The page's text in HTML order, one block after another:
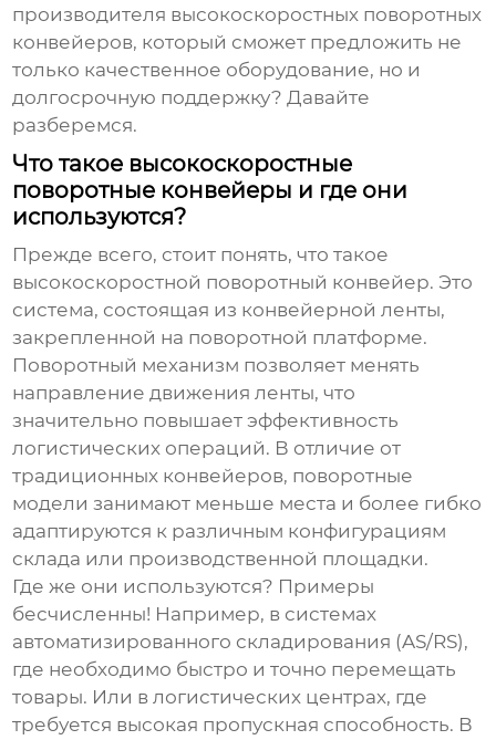
производителя высокоскоростных поворотных
конвейеров, который сможет предложить не
только качественное оборудование, но и
долгосрочную поддержку? Давайте
разберемся.
Что такое высокоскоростные
поворотные конвейеры и где они
используются?
Прежде всего, стоит понять, что такое
высокоскоростной поворотный конвейер. Это
система, состоящая из конвейерной ленты,
закрепленной на поворотной платформе.
Поворотный механизм позволяет менять
направление движения ленты, что
значительно повышает эффективность
логистических операций. В отличие от
традиционных конвейеров, поворотные
модели занимают меньше места и более гибко
адаптируются к различным конфигурациям
склада или производственной площадки.
Где же они используются? Примеры
бесчисленны! Например, в системах
автоматизированного складирования (AS/RS),
где необходимо быстро и точно перемещать
товары. Или в логистических центрах, где
требуется высокая пропускная способность. В